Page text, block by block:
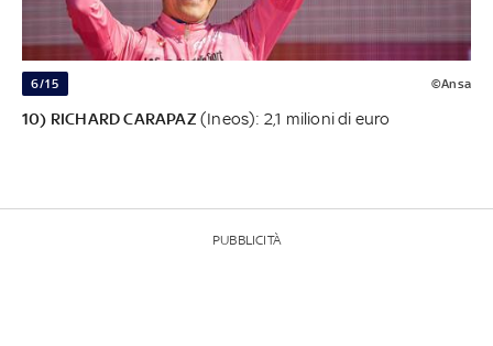
6/15 ©Ansa
10) RICHARD CARAPAZ (Ineos): 2,1 milioni di euro
PUBBLICITÀ